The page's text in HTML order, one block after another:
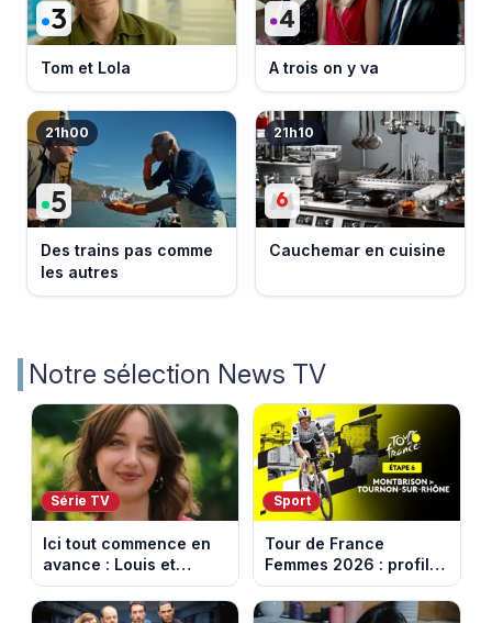
Tom et Lola A trois on y va
21h00
Des trains pas comme
les autres
21h10
Cauchemar en cuisine
Notre sélection News TV
Série TV
Ici tout commence en
avance : Louis et
Jasmine enfin en
couple. Episode du 7
Sport
Tour de France
Femmes 2026 : profil
et horaires de la 6e
étape entre